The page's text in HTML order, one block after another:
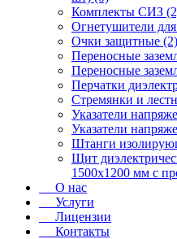
Комплекты СИЗ
Огнетушители для
Очки защитные (2)
Переносные
Переносные
Перчатки
Стремянки и
Указатели
Указатели
Штанги
Щит
1500х1200 мм с
О нас
Услуги
Лицензии
Контакты